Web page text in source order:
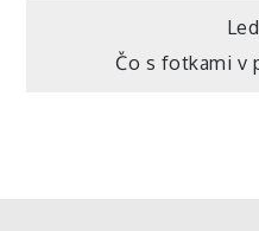
Navigace
Čo s fotkami v